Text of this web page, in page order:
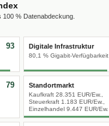
100 % Datenabdeckung.
93 Digitale Infrastruktur
80,1 % Gigabit-Verfügbarkeit
79 Standortmarkt
Kaufkraft 28.351 EUR/Ew.,
Steuerkraft 1.183 EUR/Ew.,
Einzelhandel 9.447 EUR/Ew.